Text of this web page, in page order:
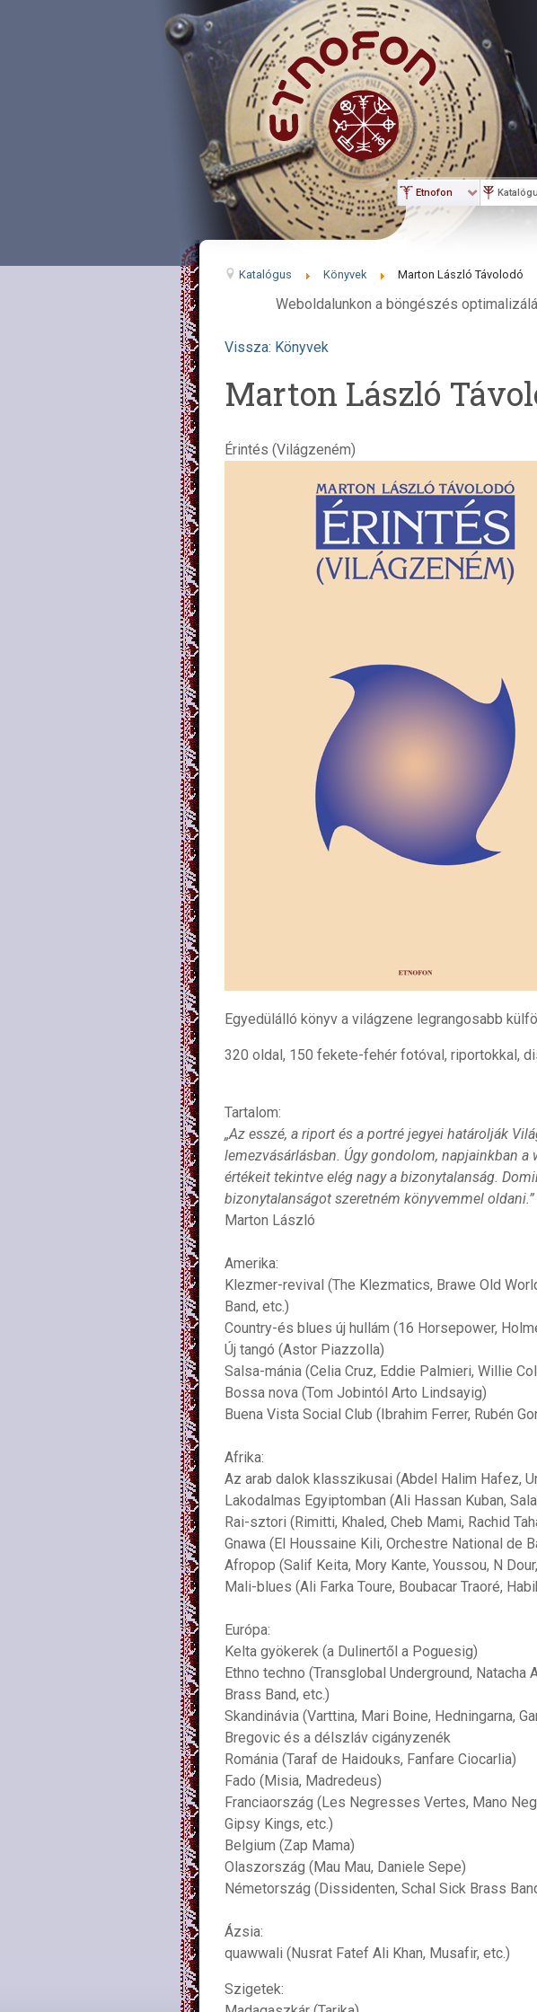
Etnofon
Katalógus Könyvek Marton László Távolodó
Weboldalunkon a böngészés
Vissza: Könyvek
Marton László
Érintés (Világzeném)
Egyedülálló könyv a világzene legrangosabb
320 oldal, 150 fekete-fehér fotóval, riportokkal,
Tartalom:
„Az esszé, a riport és a portré jegyei határolják
lemezvásárlásban. Úgy gondolom, napjainkban
értékeit tekintve elég nagy a bizonytalanság.
bizonytalanságot szeretném könyvemmel oldani.”
Marton László
Amerika:
Klezmer-revival (The Klezmatics, Brawe Old
Band, etc.)
Country-és blues új hullám (16 Horsepower,
Új tangó (Astor Piazzolla)
Salsa-mánia (Celia Cruz, Eddie Palmieri, Willie
Bossa nova (Tom Jobintól Arto Lindsayig)
Buena Vista Social Club (Ibrahim Ferrer, Rubén
Afrika:
Az arab dalok klasszikusai (Abdel Halim Hafez,
Lakodalmas Egyiptomban (Ali Hassan Kuban,
Rai-sztori (Rimitti, Khaled, Cheb Mami, Rachid
Gnawa (El Houssaine Kili, Orchestre National de
Afropop (Salif Keita, Mory Kante, Youssou, N
Mali-blues (Ali Farka Toure, Boubacar Traoré,
Európa:
Kelta gyökerek (a Dulinertől a Poguesig)
Ethno techno (Transglobal Underground,
Brass Band, etc.)
Skandinávia (Varttina, Mari Boine, Hedningarna,
Bregovic és a délszláv cigányzenék
Románia (Taraf de Haidouks, Fanfare Ciocarlia)
Fado (Misia, Madredeus)
Franciaország (Les Negresses Vertes, Mano
Gipsy Kings, etc.)
Belgium (Zap Mama)
Olaszország (Mau Mau, Daniele Sepe)
Németország (Dissidenten, Schal Sick Brass
Ázsia:
quawwali (Nusrat Fatef Ali Khan, Musafir, etc.)
Szigetek: